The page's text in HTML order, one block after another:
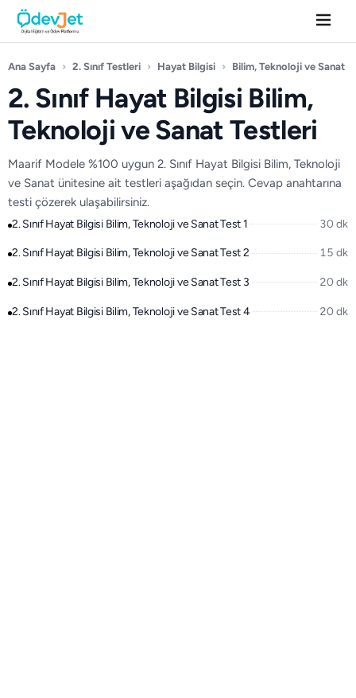
Ana Sayfa › 2. Sınıf Testleri › Hayat Bilgisi › Bilim, Teknoloji ve Sanat
2. Sınıf Hayat Bilgisi Bilim,
Teknoloji ve Sanat Testleri
Maarif Modele %100 uygun 2. Sınıf Hayat Bilgisi Bilim, Teknoloji
ve Sanat ünitesine ait testleri aşağıdan seçin. Cevap anahtarına
testi çözerek ulaşabilirsiniz.
2. Sınıf Hayat Bilgisi Bilim, Teknoloji ve Sanat Test 1 30 dk
2. Sınıf Hayat Bilgisi Bilim, Teknoloji ve Sanat Test 2 15 dk
2. Sınıf Hayat Bilgisi Bilim, Teknoloji ve Sanat Test 3 20 dk
2. Sınıf Hayat Bilgisi Bilim, Teknoloji ve Sanat Test 4 20 dk